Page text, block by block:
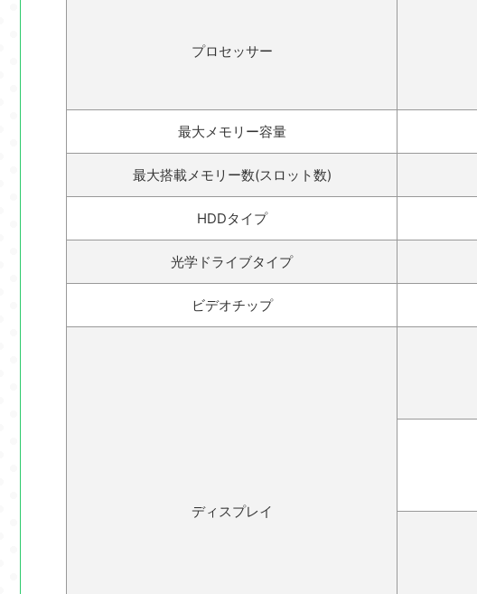
プロセッサー
最大メモリー容量
最大搭載メモリー数(スロット数)
HDDタイプ
光学ドライブタイプ
ビデオチップ
ディスプレイ